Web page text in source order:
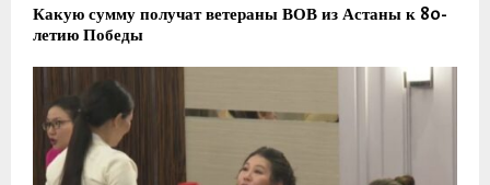
Какую сумму получат ветераны ВОВ из Астаны к 80-
летию Победы